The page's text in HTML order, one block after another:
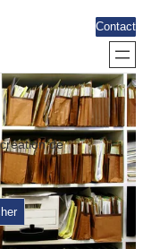
Contact
de